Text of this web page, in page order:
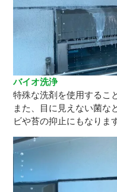
バイオ洗浄
特殊な洗剤を使用するこ
また、目に見えない菌な
ビや苔の抑止にもなりま